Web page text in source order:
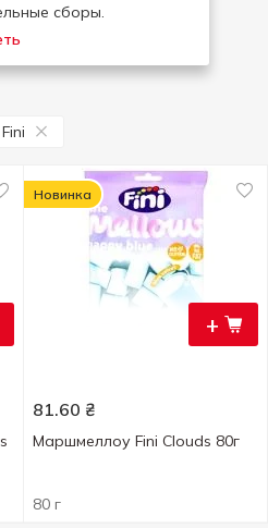
сборы.
Fini
+
Новинка
81.60 ₴
Маршмеллоу Fini Clouds 80г
80 г